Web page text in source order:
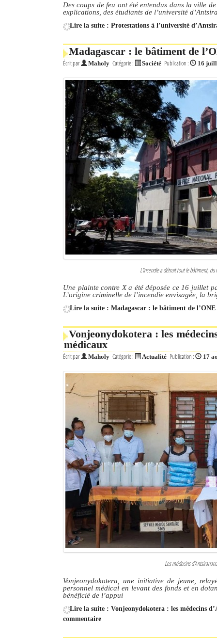
Connexion
Identifiant oublié ?
Mot de passe oublié ?
Des coups de feu ont été entendus dans la ville
explications, des étudiants de l’université
Lire la suite : Protestations à l’université
Madagascar : le bâtiment de
Écrit par Maholy Catégorie : Société Publication : 16
L'incendie a détruit tout le bâtiment, du
Une plainte contre X a été déposée ce 16 juillet
L’origine criminelle de l’incendie envisagée, la
Lire la suite : Madagascar : le bâtiment de l’ONE
Vonjeonydokotera : les
médicaux
Écrit par Maholy Catégorie : Actualité Publication : 17
Les médecins
Vonjeonydokotera, une initiative de jeune,
personnel médical en levant des fonds et en
bénéficié de l’appui
Lire la suite : Vonjeonydokotera : les médecins
commentaire